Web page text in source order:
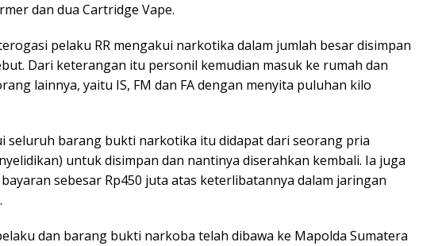
dan dua Cartridge Vape.
pelaku RR mengakui narkotika dalam jumlah besar disimpan
Dari keterangan itu personil kemudian masuk ke rumah dan
lainnya, yaitu IS, FM dan FA dengan menyita puluhan kilo
seluruh barang bukti narkotika itu didapat dari seorang pria
untuk disimpan dan nantinya diserahkan kembali. Ia juga
sebesar Rp450 juta atas keterlibatannya dalam jaringan
dan barang bukti narkoba telah dibawa ke Mapolda Sumatera